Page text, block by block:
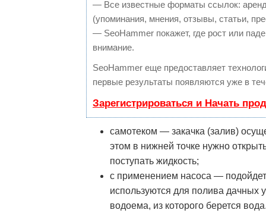
— Все известные форматы ссылок:
(упоминания, мнения, отзывы, статьи,
— SeoHammer покажет, где рост или
внимание.
SeoHammer еще предоставляет
первые результаты появляются уже в
Зарегистрироваться и Начать
самотеком — закачка (залив)
этом в нижней точке нужно
поступать жидкость;
с применением насоса —
используются для полива дачных
водоема, из которого берется